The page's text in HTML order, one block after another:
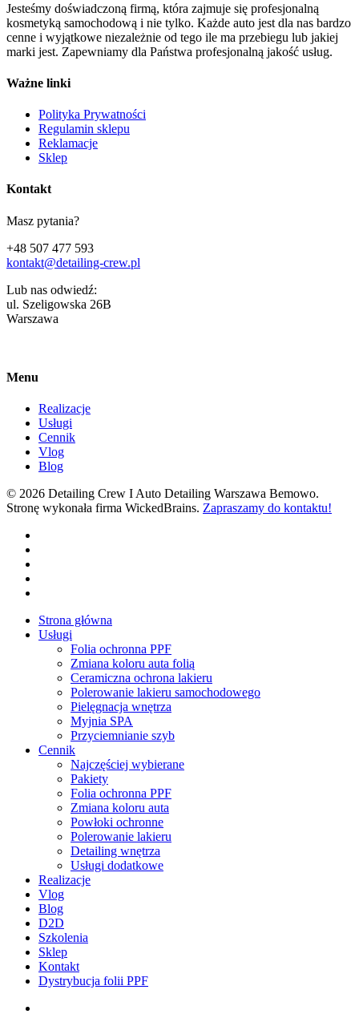
Jesteśmy doświadczoną firmą, która zajmuje się profesjonalną
kosmetyką samochodową i nie tylko. Każde auto jest dla nas bardzo
cenne i wyjątkowe niezależnie od tego ile ma przebiegu lub jakiej
marki jest. Zapewniamy dla Państwa profesjonalną jakość usług.
Ważne linki
Polityka Prywatności
Regulamin sklepu
Reklamacje
Sklep
Kontakt
Masz pytania?
+48 507 477 593
kontakt@detailing-crew.pl
Lub nas odwiedź:
ul. Szeligowska 26B
Warszawa
Menu
Realizacje
Usługi
Cennik
Vlog
Blog
© 2026 Detailing Crew I Auto Detailing Warszawa Bemowo.
Stronę wykonała firma WickedBrains. Zapraszamy do kontaktu!
Close
Menu
Strona główna
Usługi
Folia ochronna PPF
Zmiana koloru auta folią
Ceramiczna ochrona lakieru
Polerowanie lakieru samochodowego
Pielęgnacja wnętrza
Myjnia SPA
Przyciemnianie szyb
Cennik
Najczęściej wybierane
Pakiety
Folia ochronna PPF
Zmiana koloru auta
Powłoki ochronne
Polerowanie lakieru
Detailing wnętrza
Usługi dodatkowe
Realizacje
Vlog
Blog
D2D
Szkolenia
Sklep
Kontakt
Dystrybucja folii PPF